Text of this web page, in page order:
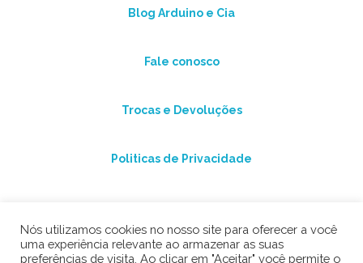
Blog Arduino e Cia
Fale conosco
Trocas e Devoluções
Politicas de Privacidade
Nós utilizamos cookies no nosso site para oferecer a você
uma experiência relevante ao armazenar as suas
preferências de visita. Ao clicar em "Aceitar" você permite o